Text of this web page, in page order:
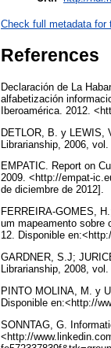
Check full metadata for
References
Declaración de La
alfabetización
Iberoamérica. 2012.
DETLOR, B. y LEWIS,
Librarianship, 2006, vol.
EMPATIC. Report on
2009. <http://empat-
de diciembre de 2012].
FERREIRA-GOMES,
um mapeamento sobre
12. Disponible
GARDNER, S.J;
Librarianship, 2008,
PINTO MOLINA, M. y
Disponible en:<http://
SONNTAG, G.
<http://